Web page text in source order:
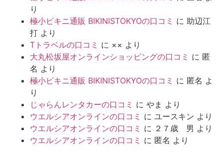
り
極小ビキニ通販 BIKINISTOKYOの口コミ に 助辺江
打 より
Tトラベルの口コミ に ×× より
大丸松坂屋オンラインショッピングの口コミ に 匿
名 より
極小ビキニ通販 BIKINISTOKYOの口コミ に 匿名 よ
り
じゃらんレンタカーの口コミ に やま より
ウエルシアオンラインの口コミ に ユースキン より
ウエルシアオンラインの口コミ に ２７歳 男 より
ウエルシアオンラインの口コミ に 匿名 より